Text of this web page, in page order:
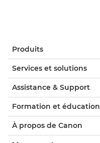
Produits
Services et solutions
Assistance & Support
Formation et éducation
À propos de Canon